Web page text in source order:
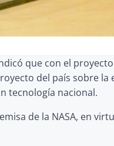
que con el
del país sobre
tecnología nacional.
de la NASA, en